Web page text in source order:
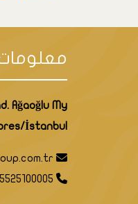
معلومات
Ağaoğlu My
İstanbul